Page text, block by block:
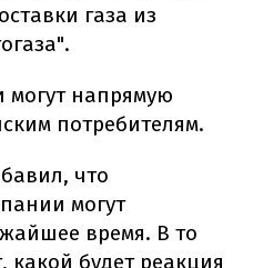
газа из
могут напрямую
потребителям.
что
могут
время. В то
какой будет реакция